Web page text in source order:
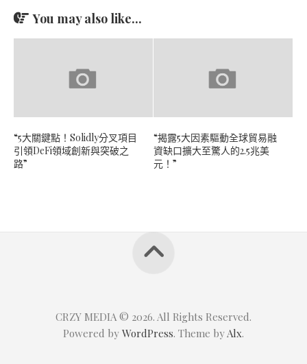
You may also like...
“5大關鍵點！Solidly分叉項目
引領DeFi領域創新與突破之
路”
“揭露5大因素驅動全球貿易融
資缺口擴大至驚人的2.5兆美
元！”
CRZY MEDIA © 2026. All Rights Reserved.
Powered by WordPress. Theme by Alx.